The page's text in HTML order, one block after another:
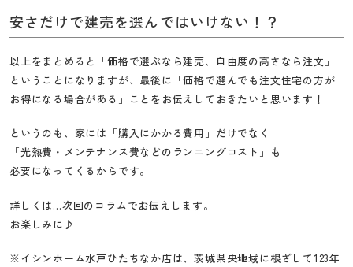
安さだけで建売を選んではいけない！？
以上をまとめると「価格で選ぶなら建売、自由度の高さなら注文」
ということになりますが、最後に「価格で選んでも注文住宅の方が
お得になる場合がある」ことをお伝えしておきたいと思います！
というのも、家には「購入にかかる費用」だけでなく
「光熱費・メンテナンス費などのランニングコスト」も
必要になってくるからです。
詳しくは…次回のコラムでお伝えします。
お楽しみに♪
※イシンホーム水戸ひたちなか店は、茨城県央地域に根ざして123年